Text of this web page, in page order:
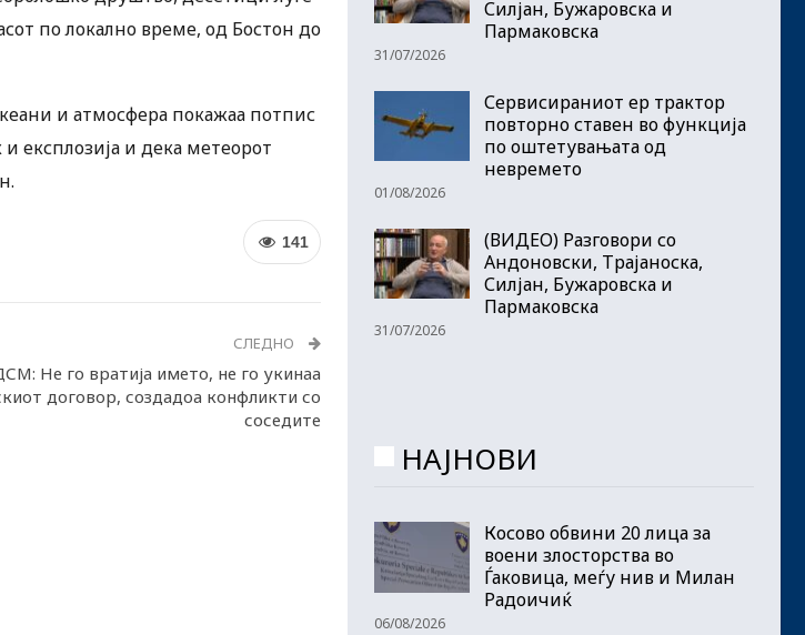
по локално време, од Бостон до
и атмосфера покажаа потпис
експлозија и дека метеорот
141
СЛЕДНО
Не го вратија името, не го укинаа
договор, создадоа конфликти со
соседите
Силјан, Бужаровска и
Пармаковска
31/07/2026
Сервисираниот ер трактор
повторно ставен во функција
по оштетувањата од
невремето
01/08/2026
(ВИДЕО) Разговори со
Андоновски, Трајаноска,
Силјан, Бужаровска и
Пармаковска
31/07/2026
НАЈНОВИ
Косово обвини 20 лица за
воени злосторства во
Ѓаковица, меѓу нив и Милан
Радоичиќ
06/08/2026